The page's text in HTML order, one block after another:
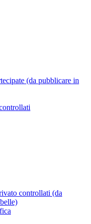
(da pubblicare in
controllati (da